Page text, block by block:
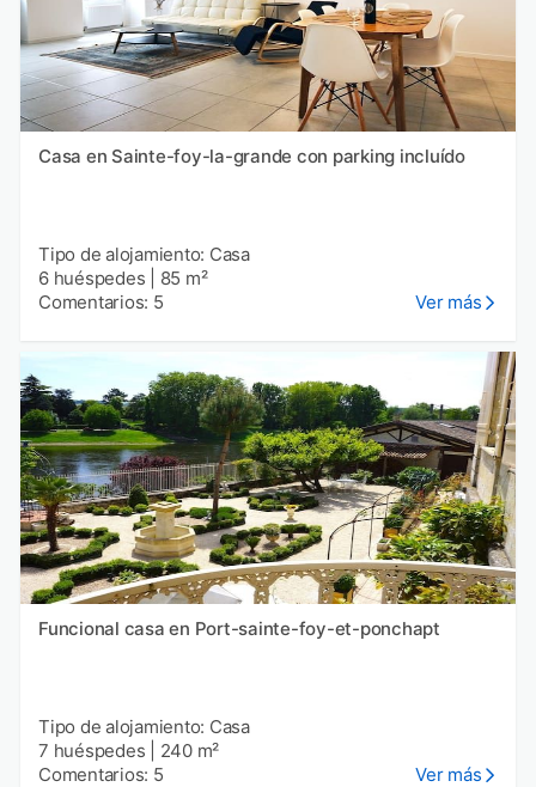
Casa en Sainte-foy-la-grande con parking incluído
Tipo de alojamiento: Casa
6 huéspedes
85 m²
Comentarios: 5
Ver más
Funcional casa en Port-sainte-foy-et-ponchapt
Tipo de alojamiento: Casa
7 huéspedes
240 m²
Comentarios: 5
Ver más